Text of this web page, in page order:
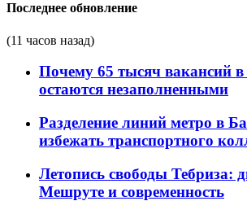
Последнее обновление
(11 часов назад)
Почему 65 тысяч вакансий
остаются незаполненными
Разделение линий метро в
избежать транспортного
Летопись свободы Тебриза:
Мешруте и современность